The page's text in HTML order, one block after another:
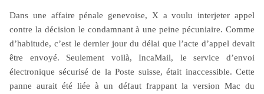
Dans une affaire pénale genevoise, X a voulu interjeter appel
contre la décision le condamnant à une peine pécuniaire. Comme
d’habitude, c’est le dernier jour du délai que l’acte d’appel devait
être envoyé. Seulement voilà, IncaMail, le service d’envoi
électronique sécurisé de la Poste suisse, était inaccessible. Cette
panne aurait été liée à un défaut frappant la version Mac du